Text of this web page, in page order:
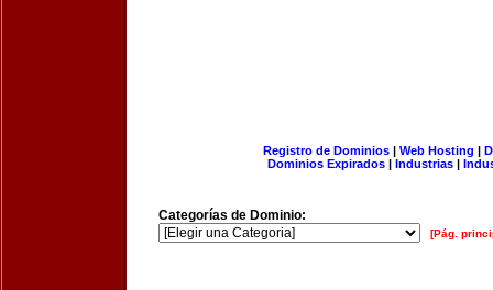
Registro de Dominios| Web Hosting |
Dominios Expirados | Industrias |
Categorías de Dominio:
[Pág.